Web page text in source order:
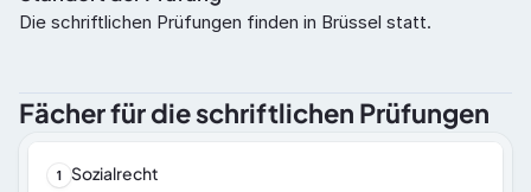
Die schriftlichen Prüfungen finden in Brüssel statt.
Fächer für die schriftlichen Prüfungen
1 Sozialrecht